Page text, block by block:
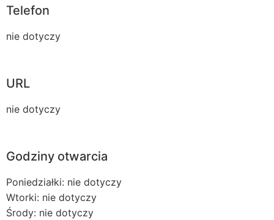
Telefon
nie dotyczy
URL
nie dotyczy
Godziny otwarcia
Poniedziałki: nie dotyczy
Wtorki: nie dotyczy
Środy: nie dotyczy